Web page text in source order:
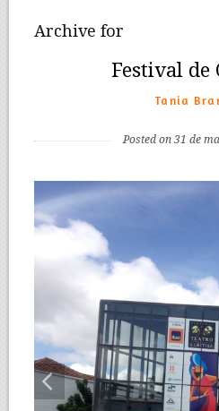
Archive for
Festival de
Tania
Posted on 31 de